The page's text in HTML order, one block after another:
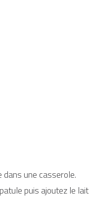
une casserole.
puis ajoutez le lait